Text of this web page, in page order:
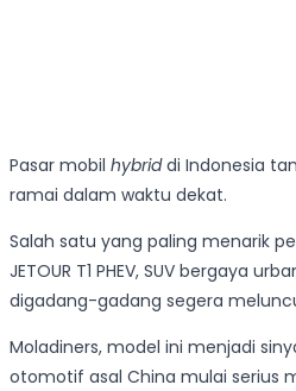
Pasar mobil hybriddi Indonesia
ramai dalam waktu dekat.
Salah satu yang paling menarik
JETOUR T1 PHEV, SUV bergaya
digadang-gadang segera
Moladiners, model ini menjadi
otomotif asal China mulai serius